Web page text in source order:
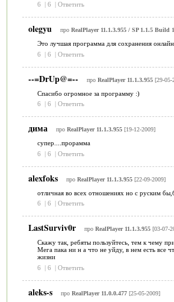
6
| 6 | Ответить
olegyu про RealPlayer 11.1.3.955 / SP 1.1.5 Build
Это лучшая программа для сохранения
6
| 6 | Ответить
--=DrUp@=-- про RealPlayer 11.1.3.955[29-05-
Спасибо огромное за программу :)
6
| 6 | Ответить
дима про RealPlayer 11.1.3.955[19-12-2009]
супер....прорамма
6
| 6 | Ответить
alexfoks про RealPlayer 11.1.3.955[22-09-2009]
отличная во всех отношениях но с руским
6
| 6 | Ответить
LastSurviv0r про RealPlayer 11.1.3.955[03-07-
Скажу так, ребяты пользуйтесь, тем к чему
Мега пака ни н а что не уйду, в нем есть все
жизни
6
| 6 | Ответить
aleks-s про RealPlayer 11.0.0.477[25-05-2009]